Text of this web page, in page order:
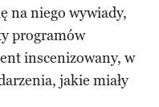
na niego wywiady,
programów
inscenizowany, w
jakie miały